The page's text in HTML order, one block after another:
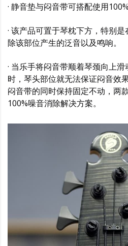
· 静音垫与闷音带可搭配使用
· 该产品可置于琴枕下方，特别
除该部位产生的泛音以及鸣响。
· 当乐手将闷音带顺着琴颈向上
时，琴头部位就无法保证闷音效
闷音带的同时保持固定不动，两
100%噪音消除解决方案。